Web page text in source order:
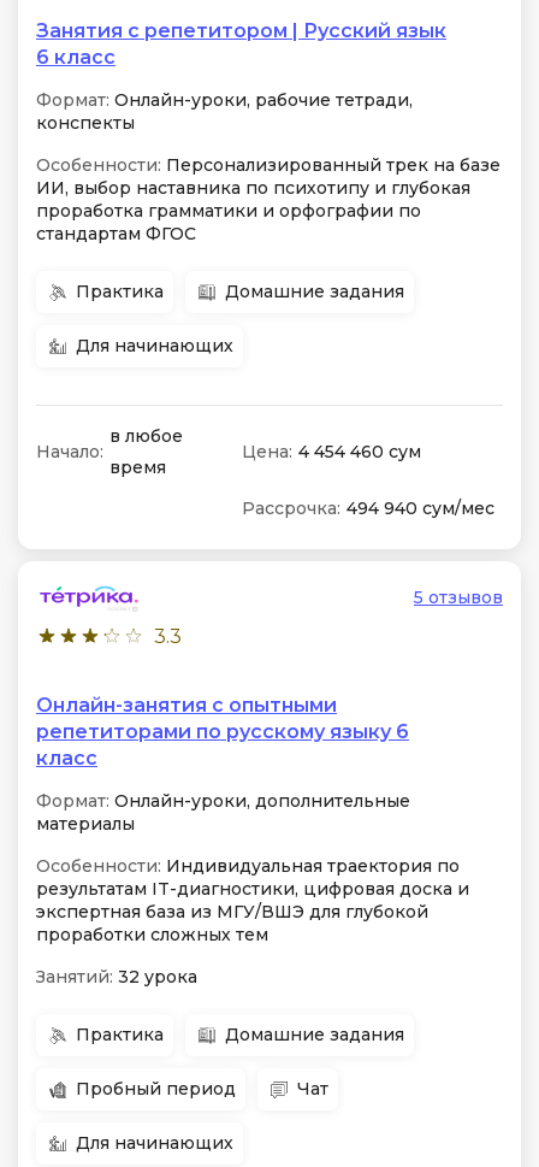
Занятия с репетитором | Русский язык
6 класс
Формат: Онлайн-уроки, рабочие тетради,
конспекты
Особенности: Персонализированный трек на базе
ИИ, выбор наставника по психотипу и глубокая
проработка грамматики и орфографии по
стандартам ФГОС
Практика Домашние задания
Для начинающих
Начало:
в любое
время
Цена: 4 454 460 сум
Рассрочка: 494 940 сум/мес
3.3
5 отзывов
Онлайн-занятия с опытными
репетиторами по русскому языку 6
класс
Формат: Онлайн-уроки, дополнительные
материалы
Особенности: Индивидуальная траектория по
результатам IT-диагностики, цифровая доска и
экспертная база из МГУ/ВШЭ для глубокой
проработки сложных тем
Занятий: 32 урока
Практика Домашние задания
Пробный период Чат
Для начинающих